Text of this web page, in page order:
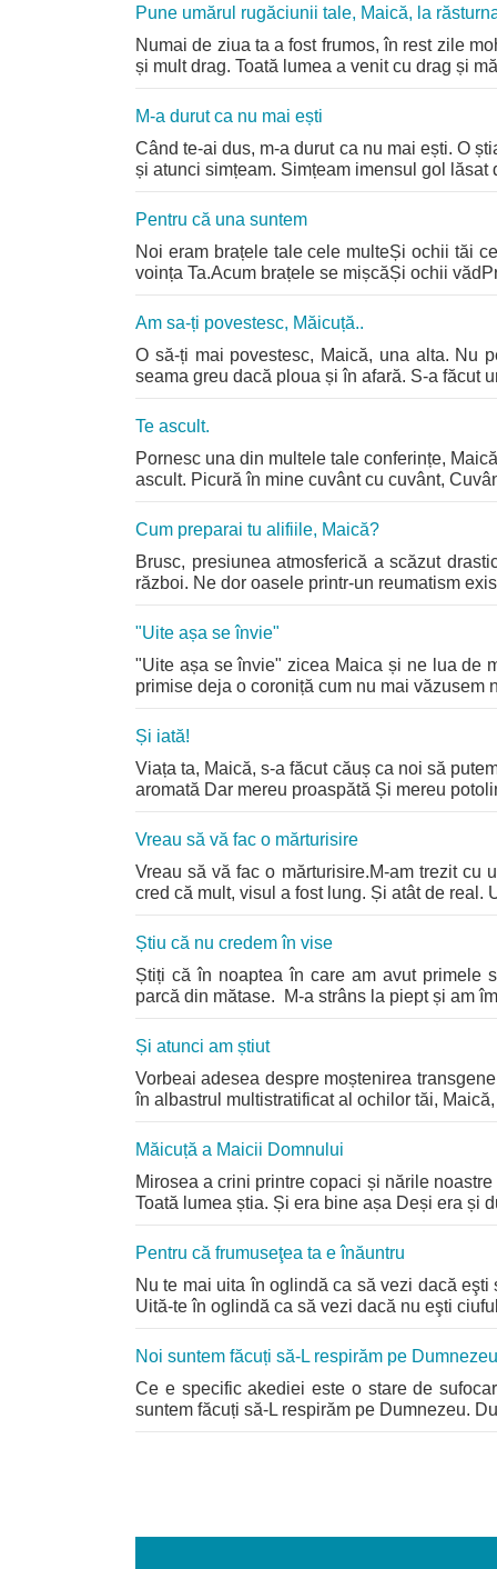
Pune umărul rugăciunii tale, Maică, la
Numai de ziua ta a fost frumos, în rest zile
și mult drag. Toată lumea a venit cu drag și
M-a durut ca nu mai ești
Când te-ai dus, m-a durut ca nu mai ești. O
și atunci simțeam. Simțeam imensul gol
Pentru că una suntem
Noi eram brațele tale cele multeȘi ochii tăi
voința Ta.Acum brațele se mișcăȘi ochii
Am sa-ți povestesc, Măicuță..
O să-ți mai povestesc, Maică, una alta. Nu
seama greu dacă ploua și în afară. S-a făcut
Te ascult.
Pornesc una din multele tale conferințe,
ascult. Picură în mine cuvânt cu cuvânt,
Cum preparai tu alifiile, Maică?
Brusc, presiunea atmosferică a scăzut
război. Ne dor oasele printr-un reumatism
"Uite așa se învie"
"Uite așa se învie" zicea Maica și ne lua de
primise deja o coroniță cum nu mai văzusem
Și iată!
Viața ta, Maică, s-a făcut căuș ca noi să
aromată Dar mereu proaspătă Și mereu
Vreau să vă fac o mărturisire
Vreau să vă fac o mărturisire.M-am trezit cu
cred că mult, visul a fost lung. Și atât de real.
Știu că nu credem în vise
Știți că în noaptea în care am avut primele
parcă din mătase. M-a strâns la piept și am
Și atunci am știut
Vorbeai adesea despre moștenirea
în albastrul multistratificat al ochilor tăi,
Măicuță a Maicii Domnului
Mirosea a crini printre copaci și nările
Toată lumea știa. Și era bine așa Deși era și
Pentru că frumuseţea ta e înăuntru
Nu te mai uita în oglindă ca să vezi dacă
Uită-te în oglindă ca să vezi dacă nu eşti
Noi suntem făcuți să-L respirăm pe Dumnezeu
Ce e specific akediei este o stare de
suntem făcuți să-L respirăm pe Dumnezeu.